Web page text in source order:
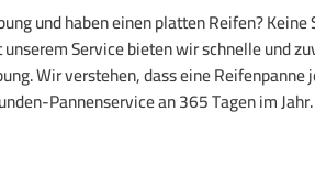
und haben einen platten Reifen?
Service bieten wir schnelle und
Wir verstehen, dass eine Reifenpanne
Pannenservice an 365 Tagen im Jahr.